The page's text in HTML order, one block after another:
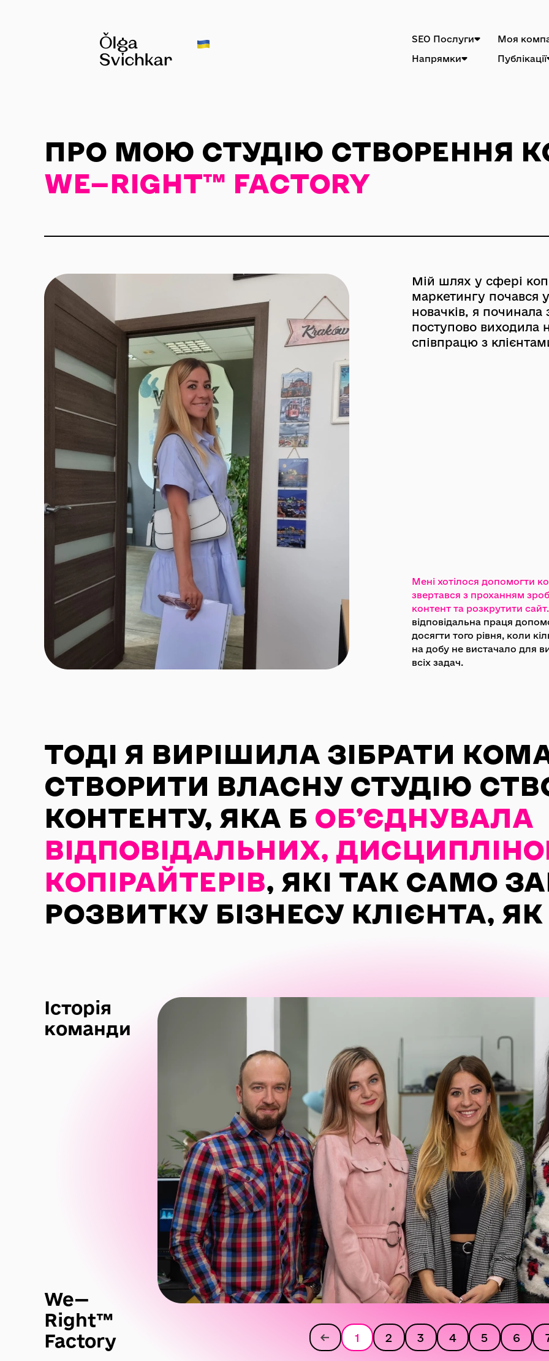
SEO Послуги
Напрямки
Моя
Публікації
ПРО МОЮ СТУДІЮ СТВОРЕННЯ
WE—RIGHT™ FACTORY
Мій шлях у сфері
маркетингу почався
новачків, я починала
поступово виходила
співпрацю з
Мені хотілося допомогти
звертався з проханням
контент та розкрутити сайт.
відповідальна праця
досягти того рівня, коли
на добу не вистачало для
всіх задач.
ТОДІ Я ВИРІШИЛА ЗІБРАТИ
СТВОРИТИ ВЛАСНУ СТУДІЮ
КОНТЕНТУ, ЯКА Б ОБ’ЄДНУВАЛА
ВІДПОВІДАЛЬНИХ,
КОПІРАЙТЕРІВ, ЯКІ ТАК САМО
РОЗВИТКУ БІЗНЕСУ КЛІЄНТА, ЯК
Історія
команди
We—
Right™
Factory
1 2 3 4 5 6